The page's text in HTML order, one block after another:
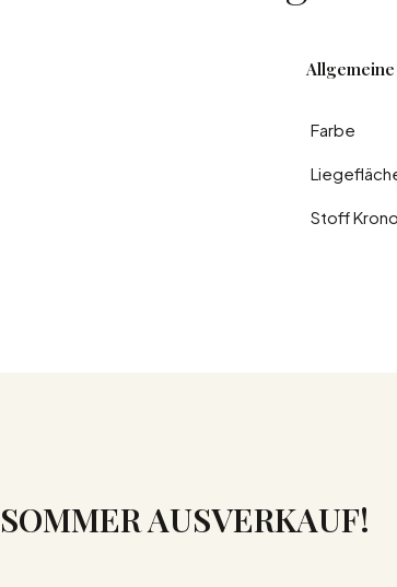
Farbe
Stoff
SOMMER AUSVERKAUF!